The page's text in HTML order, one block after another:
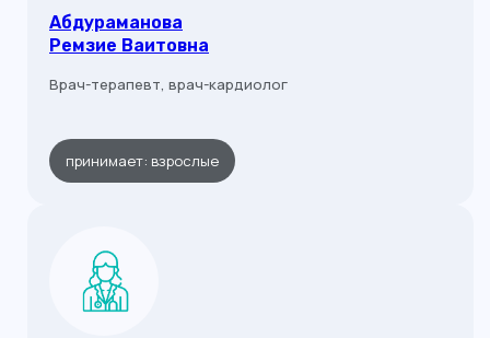
Абдураманова
Ремзие Ваитовна
Врач-терапевт, врач-кардиолог
принимает: взрослые